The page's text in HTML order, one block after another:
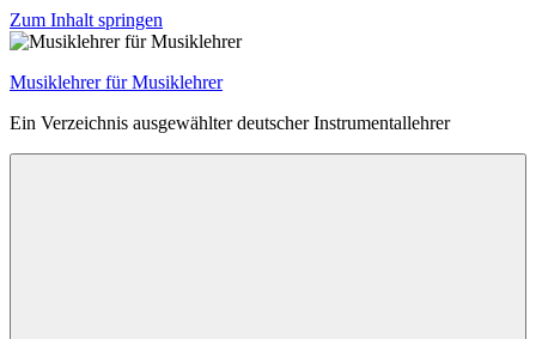
Zum Inhalt springen
Musiklehrer für Musiklehrer
Ein Verzeichnis ausgewählter deutscher Instrumentallehrer